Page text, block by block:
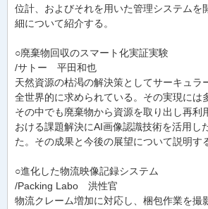
位計、およびそれを用いた管理システムを
細について紹介する。
○廃棄物回収のスマート化実証実験
/サトー 平田和也
天然資源の枯渇の解決策としてサーキュラ
全世界的に求められている。その実現には
その中でも廃棄物から資源を取り出し再利
おける課題解決にAI画像認識技術を活用し
た。その成果と今後の展望について説明す
○進化した物流映像記録システム
/Packing Labo 洪性官
物流クレーム増加に対応し、梱包作業を撮